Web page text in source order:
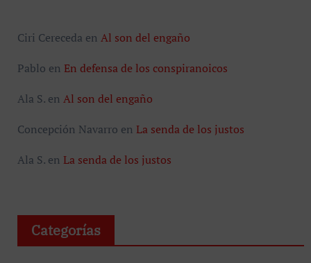
Ciri Cereceda en Al son del engaño
Pablo en En defensa de los conspiranoicos
Ala S.en Al son del engaño
Concepción Navarro en La senda de los justos
Ala S.en La senda de los justos
Categorías